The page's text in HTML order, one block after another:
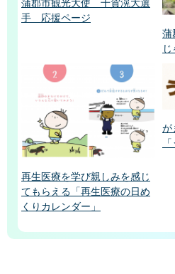
蒲郡市観光大使 千賀滉大選
手 応援ページ
蒲
じ
再生医療を学び親しみを感じ
てもらえる「再生医療の日め
くりカレンダー」
が